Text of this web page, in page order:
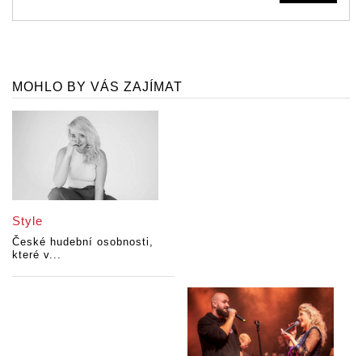
MOHLO BY VÁS ZAJÍMAT
Style
České hudební osobnosti,
které v...